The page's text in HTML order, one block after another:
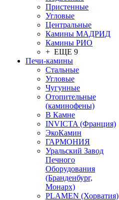
Пристенные
Угловые
Центральные
Камины МАДРИД
Камины РИО
+ ЕЩЕ 9
Печи-камины
Стальные
Угловые
Чугунные
Отопительные
(каминофены)
В Камне
INVICTA (Франция)
ЭкоКамин
ГАРМОНИЯ
Уральский Завод
Печного
Оборудования
(Бранденбург,
Монарх)
PLAMEN (Хорватия)